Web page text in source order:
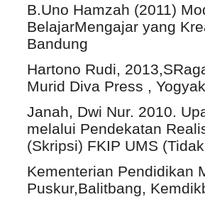
B.Uno Hamzah (2011)
BelajarMengajar yang
Bandung
Hartono Rudi,
Murid Diva Press ,
Janah, Dwi Nur. 2010.
melalui Pendekatan
(Skripsi) FKIP UMS
Kementerian Pendidikan
Puskur,Balitbang,